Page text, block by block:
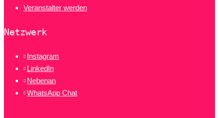
Veranstalter werden
Netzwerk
Instagram
LinkedIn
Nebenan
WhatsApp Chat